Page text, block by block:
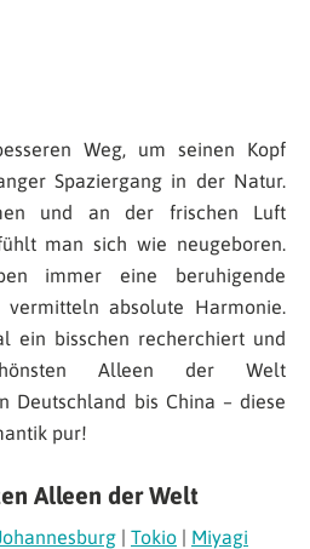
Weg, um seinen Kopf
Spaziergang in der Natur.
und an der frischen Luft
man sich wie neugeboren.
immer eine beruhigende
absolute Harmonie.
ein bisschen recherchiert und
Alleen der Welt
Deutschland bis China – diese
pur!
Alleen der Welt
| Tokio | Miyagi